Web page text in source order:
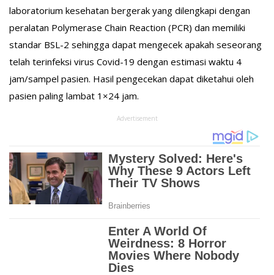
laboratorium kesehatan bergerak yang dilengkapi dengan
peralatan Polymerase Chain Reaction (PCR) dan memiliki
standar BSL-2 sehingga dapat mengecek apakah seseorang
telah terinfeksi virus Covid-19 dengan estimasi waktu 4
jam/sampel pasien. Hasil pengecekan dapat diketahui oleh
pasien paling lambat 1×24 jam.
Advertisement